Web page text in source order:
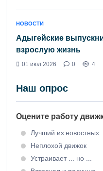
НОВОСТИ
Адыгейские
взрослую жизнь
01 июл 2026 0 4
Наш опрос
Оцените работу
Лучший из новостных
Неплохой движок
Устраивает ... но ...